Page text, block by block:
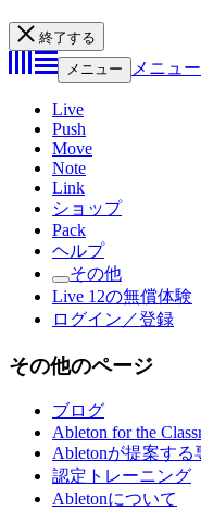
終了する
メニュー
メニュー
Live
Push
Move
Note
Link
ショップ
Pack
ヘルプ
その他
Live 12の無償体験
ログイン／登録
その他のページ
ブログ
Ableton for the
Abletonが提案す
認定トレーニング
Abletonについて